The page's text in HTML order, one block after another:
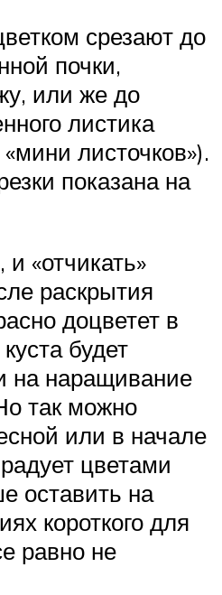
срезают до
почки,
или же до
листика
листочков»).
показана на
«отчикать»
раскрытия
доцветет в
будет
на наращивание
так можно
или в начале
цветами
оставить на
короткого для
равно не